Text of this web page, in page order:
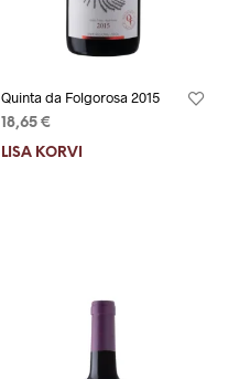
Quinta da Folgorosa 2015
18,65 €
LISA KORVI